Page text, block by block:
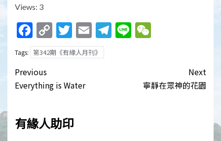
Views: 3
Facebook
Copy
Link
Twitter
EmailTelegram
Line
Tags: 第342期《有緣人月刊》
Post
navigation
Previous
Everything is Water
Next
寧靜在眾神的花園
有緣人助印